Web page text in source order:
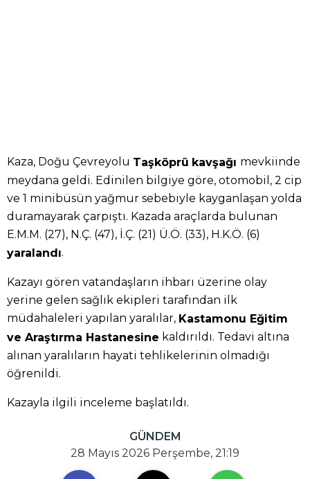
Kaza, Doğu Çevreyolu Taşköprü kavşağı mevkiinde
meydana geldi. Edinilen bilgiye göre, otomobil, 2 cip
ve 1 minibüsün yağmur sebebiyle kayganlaşan yolda
duramayarak çarpıştı. Kazada araçlarda bulunan
E.M.M. (27), N.Ç. (47), İ.Ç. (21) Ü.Ö. (33), H.K.Ö. (6)
yaralandı.
Kazayı gören vatandaşların ihbarı üzerine olay
yerine gelen sağlık ekipleri tarafından ilk
müdahaleleri yapılan yaralılar, Kastamonu Eğitim
ve Araştırma Hastanesine kaldırıldı. Tedavi altına
alınan yaralıların hayati tehlikelerinin olmadığı
öğrenildi.
Kazayla ilgili inceleme başlatıldı.
GÜNDEM
28 Mayıs 2026 Perşembe, 21:19